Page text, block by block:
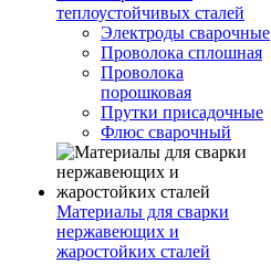
теплоустойчивых сталей
Электроды сварочные
Проволока сплошная
Проволока
порошковая
Прутки присадочные
Флюс сварочный
Материалы для сварки
нержавеющих и
жаростойких сталей